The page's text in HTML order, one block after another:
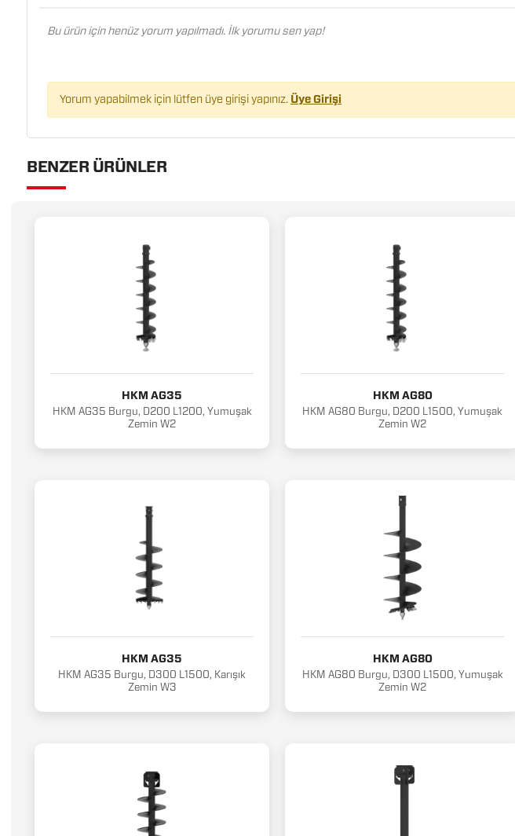
Bu ürün için henüz yorum yapılmadı. İlk yorumu sen yap!
Yorum yapabilmek için lütfen üye girişi yapınız. Üye Girişi
BENZER ÜRÜNLER
HKM AG35
HKM AG35 Burgu, D200 L1200, Yumuşak
Zemin W2
HKM AG80
HKM AG80 Burgu, D200 L1500, Yumuşak
Zemin W2
HKM AG35
HKM AG35 Burgu, D300 L1500, Karışık
Zemin W3
HKM AG80
HKM AG80 Burgu, D300 L1500, Yumuşak
Zemin W2